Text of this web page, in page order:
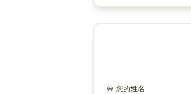
📛 您的姓名